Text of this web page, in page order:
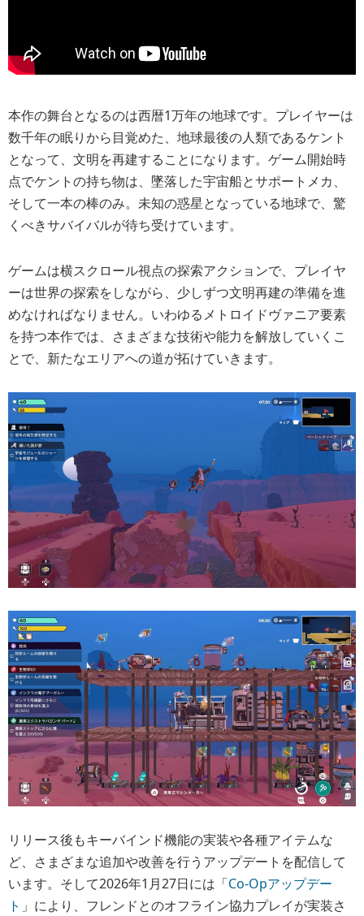
本作の舞台となるのは西暦1万年の地球です。プレイヤーは
数千年の眠りから目覚めた、地球最後の人類であるケント
となって、文明を再建することになります。ゲーム開始時
点でケントの持ち物は、墜落した宇宙船とサポートメカ、
そして一本の棒のみ。未知の惑星となっている地球で、驚
くべきサバイバルが待ち受けています。
ゲームは横スクロール視点の探索アクションで、プレイヤ
ーは世界の探索をしながら、少しずつ文明再建の準備を進
めなければなりません。いわゆるメトロイドヴァニア要素
を持つ本作では、さまざまな技術や能力を解放していくこ
とで、新たなエリアへの道が拓けていきます。
リリース後もキーバインド機能の実装や各種アイテムな
ど、さまざまな追加や改善を行うアップデートを配信して
います。そして2026年1月27日には「Co-Opアップデー
ト 」により、フレンドとのオフライン協力プレイが実装さ